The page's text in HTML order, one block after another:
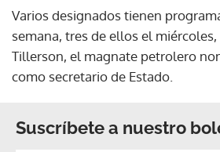
Varios designados tienen
semana, tres de ellos el
Tillerson, el magnate petrolero
como secretario de Estado.
Suscríbete a nuestro